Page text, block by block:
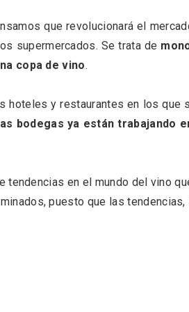
que revolucionará el
supermercados. Se trata de
copa de vino.
hoteles y restaurantes en los que
bodegas ya están trabajando
tendencias en el mundo del vino
puesto que las